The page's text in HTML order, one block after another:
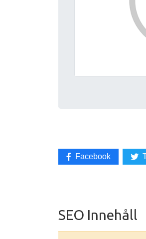
Facebook
SEO Innehåll